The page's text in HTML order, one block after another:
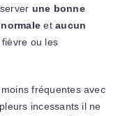
une bonne
etaucun
ou les
fréquentes avec
incessants il ne